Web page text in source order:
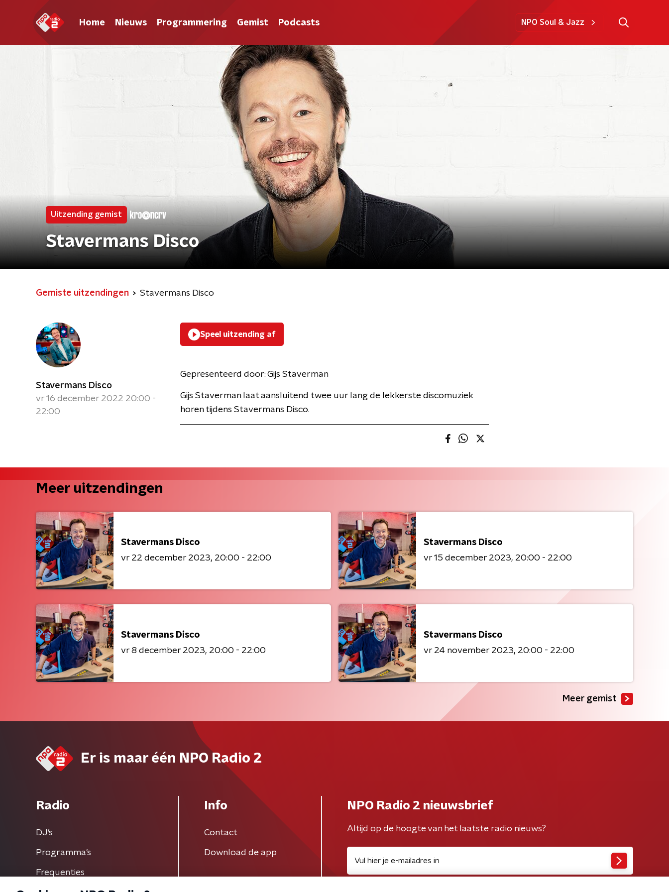
Home Nieuws Programmering Gemist Podcasts NPO Soul & Jazz
Uitzending gemist
Stavermans Disco
Gemiste uitzendingen Stavermans Disco
Stavermans Disco
vr 16 december 2022 20:00 -
22:00
Speel uitzending af
Gepresenteerd door: Gijs Staverman
Gijs Staverman laat aansluitend twee uur lang de lekkerste discomuziek
horen tijdens Stavermans Disco.
Meer uitzendingen
Stavermans Disco
vr 22 december 2023 20:00 - 22:00
Stavermans Disco
vr 15 december 2023 20:00 - 22:00
Stavermans Disco
vr 8 december 2023 20:00 - 22:00
Stavermans Disco
vr 24 november 2023 20:00 - 22:00
Meer gemist
Er is maar één NPO Radio 2
Radio
DJ’s
Programma's
Frequenties
Info
Contact
Download de app
NPO Radio 2 nieuwsbrief
Altijd op de hoogte van het laatste radio nieuws?